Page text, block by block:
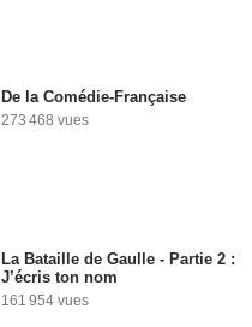
De la Comédie-Française
273 468 vues
La Bataille de Gaulle - Partie 2 :
J’écris ton nom
161 954 vues